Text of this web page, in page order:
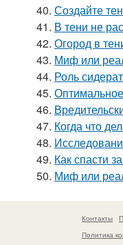
40. Создайте
41. В тени не
42. Огород в
43. Миф или
44. Роль
45.
46.
47. Когда что
48.
49. Как спасти
50. Миф или
Контакты
Политика